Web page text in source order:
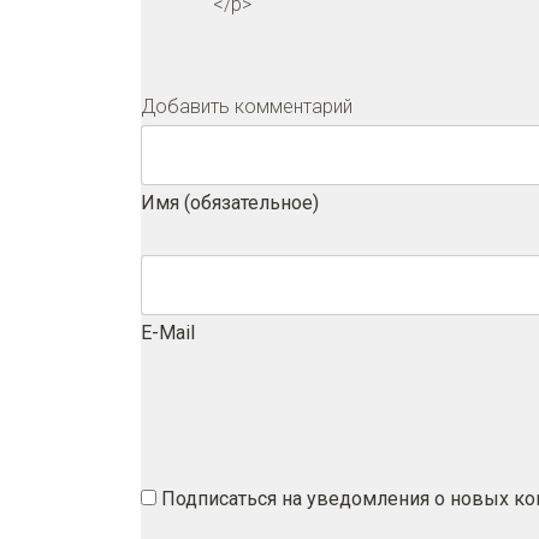
Добавить комментарий
Имя (обязательное)
E-Mail
Подписаться на уведомления о новых